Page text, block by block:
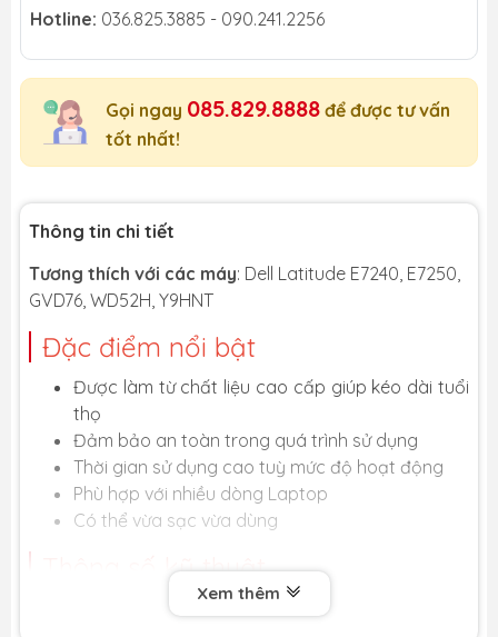
Hotline: 036.825.3885 - 090.241.2256
Gọi ngay 085.829.8888 để được tư vấn
tốt nhất!
Thông tin chi tiết
Tương thích với các máy: Dell Latitude E7240, E7250,
GVD76, WD52H, Y9HNT
Đặc điểm nổi bật
Được làm từ chất liệu cao cấp giúp kéo dài tuổi
thọ
Đảm bảo an toàn trong quá trình sử dụng
Thời gian sử dụng cao tuỳ mức độ hoạt động
Phù hợp với nhiều dòng Laptop
Có thể vừa sạc vừa dùng
Thông số kỹ thuật
Xem thêm